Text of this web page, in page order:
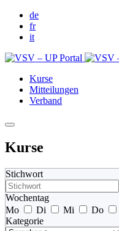
de
fr
it
Kurse
Mitteilungen
Verband
Kurse
Stichwort
Wochentag
Mo
Di Mi Do
Kategorie